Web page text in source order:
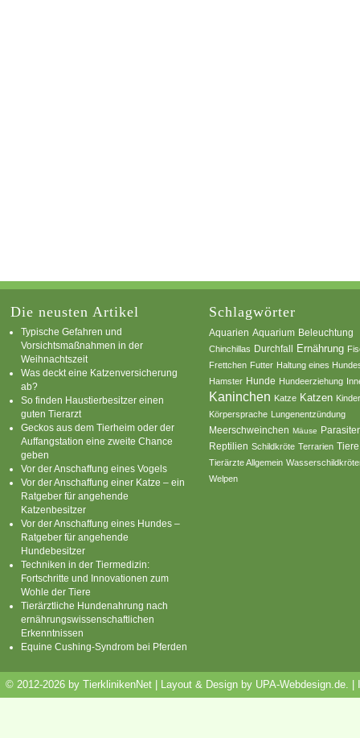
Die neusten Artikel
Typische Gefahren und
Vorsichtsmaßnahmen in der
Weihnachtszeit
Was deckt eine Katzenversicherung
ab?
So finden Haustierbesitzer einen
guten Tierarzt
Geckos aus dem Tierheim oder der
Auffangstation eine zweite Chance
geben
Vor der Anschaffung eines Vogels
Vor der Anschaffung einer Katze – ein
Ratgeber für angehende
Katzenbesitzer
Vor der Anschaffung eines Hundes –
Ratgeber für angehende
Hundebesitzer
Techniken in der Tiermedizin:
Fortschritte und Innovationen zum
Wohle der Tiere
Tierärztliche Hundenahrung nach
ernährungswissenschaftlichen
Erkenntnissen
Equine Cushing-Syndrom bei Pferden
Schlagwörter
Aquarien Aquarium Beleuchtung
Chinchillas Durchfall Ernährung
Frettchen Futter Haltung eines
Hamster Hunde Hundeerziehung
Kaninchen Katze Katzen
Körpersprache Lungenentzündung
Meerschweinchen Mäuse
Reptilien Schildkröte Terrarien Tiere
Tierärzte Allgemein
Welpen
© 2012-2026 by TierklinikenNet | Layout & Design by UPA-Webdesign.de.